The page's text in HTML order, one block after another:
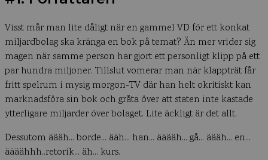
Visst mår man lite dåligt när en gammel VD för ett konkat
miljardbolag ska kränga en bok på temat? Än mer vrider sig
magen när samme person har gjort ett personligt klipp på ett
par hundra miljoner. Tillslut vomerar man när klappträt får
fritt spelrum i mysig morgon-TV där han helt okritiskt kan
marknadsföra sin bok och gråta över att staten inte kastade
ytterligare miljarder över bolaget. Lite äckligt är det allt.
Dessutom äääh… borde… ääh… han… ääääh… gå… äääh… en…
äääähhh..retorik… äh… kurs.